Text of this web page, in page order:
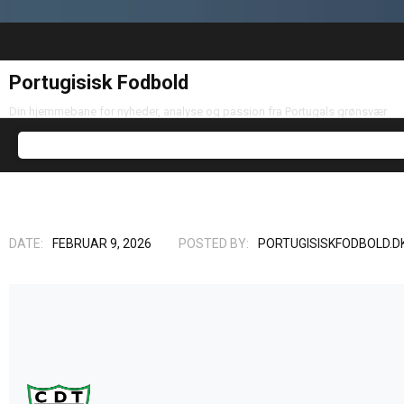
Portugisisk Fodbold
Din hjemmebane for nyheder, analyse og passion fra Portugals grønsvær
DATE: FEBRUAR 9, 2026 POSTED BY: